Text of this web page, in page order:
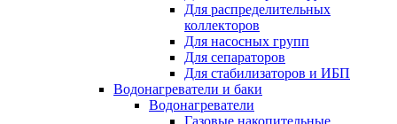
Для распределительных
коллекторов
Для насосных групп
Для сепараторов
Для стабилизаторов и ИБП
Водонагреватели и баки
Водонагреватели
Газовые накопительные